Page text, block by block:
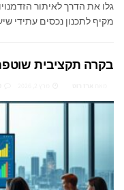
גלו את הדרך לאיתור
מקיף לתכנון נכסים עתידי
בקרה תקציבית